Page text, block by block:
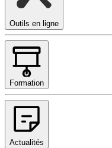
Outils en ligne
Formation
Actualités